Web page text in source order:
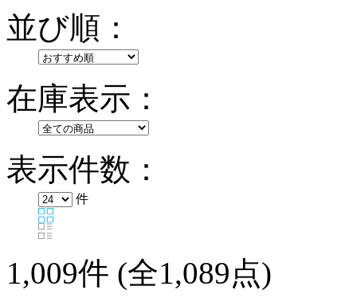
並び順：
在庫表示：
表示件数：
件
1,009件 (全1,089点)